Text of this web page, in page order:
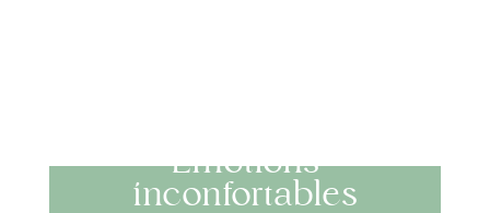
Émotions
inconfortables